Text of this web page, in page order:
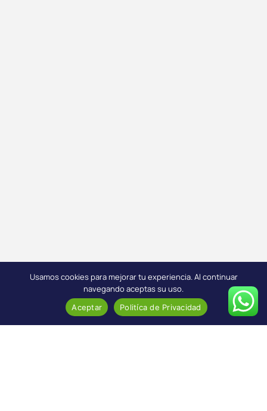
Usamos cookies para mejorar tu experiencia. Al continuar
navegando aceptas su uso.
Aceptar Politíca de Privacidad